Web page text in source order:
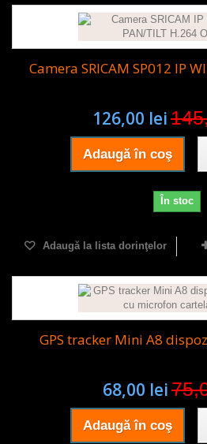
Camera SRICAM SP012 IP
126,00 lei
Adaugă în coş
În stoc
Adaugă la lista dorinţelor
GPS tracker Mini A8
68,00 lei
Adaugă în coş